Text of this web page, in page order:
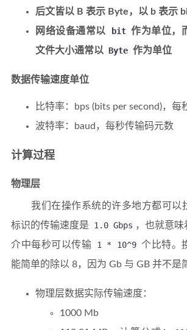
后文皆以 B 表示 Byte，以 b 表示
网络设备通常以
bit 作为单位，
文件大小通常以 Byte 作为单位
数据传输速度单位
比特率：bps (bits per second)，每
波特率：baud，每秒传输码元数
计算过程
物理层
我们在操作系统的许多地方都可以
标识的传输速度是
1.0 Gbps ，也就意
介中每秒可以传输
1 * 10^9 个比特。
能简单的除以 8，因为 Gb 与 GB 并不是
物理层数据实际传输速度：
1000 Mb